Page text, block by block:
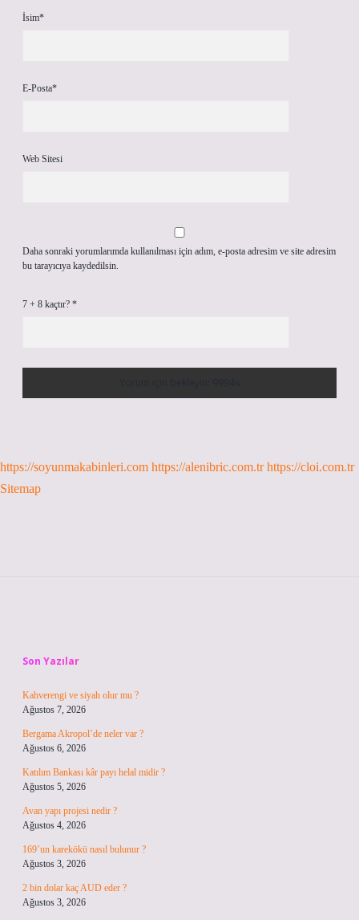
İsim*
E-Posta*
Web Sitesi
Daha sonraki yorumlarımda kullanılması için adım, e-posta adresim ve site adresim
bu tarayıcıya kaydedilsin.
7 + 8 kaçtır? *
https://soyunmakabinleri.com https://alenibric.com.tr https://cloi.com.tr
Sitemap
Son Yazılar
Kahverengi ve siyah olur mu ?
Ağustos 7, 2026
Bergama Akropol’de neler var ?
Ağustos 6, 2026
Katılım Bankası kâr payı helal midir ?
Ağustos 5, 2026
Avan yapı projesi nedir ?
Ağustos 4, 2026
169’un karekökü nasıl bulunur ?
Ağustos 3, 2026
2 bin dolar kaç AUD eder ?
Ağustos 3, 2026